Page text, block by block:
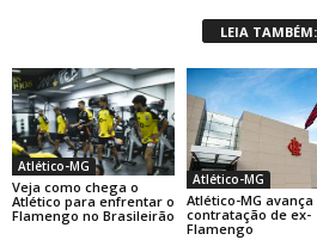
LEIA TAMBÉM:
Atlético-MG
Veja como chega o
Atlético para enfrentar o
Flamengo no Brasileirão
Atlético-MG
Atlético-MG avança
contratação de ex-
Flamengo